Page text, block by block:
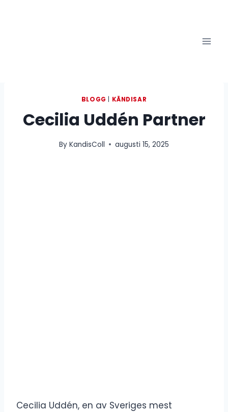
BLOGG KÄNDISAR
Cecilia Uddén Partner
By KandisColl augusti 15, 2025
Cecilia Uddén, en av Sveriges mest